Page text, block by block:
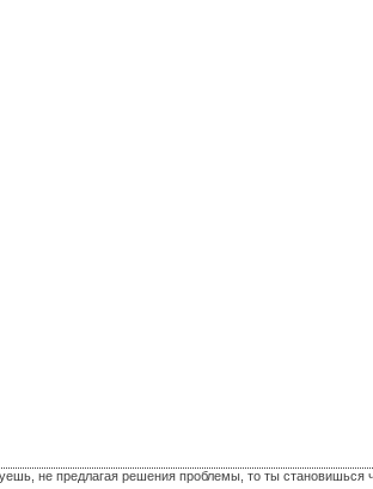
не предлагая решения проблемы, то ты становишься